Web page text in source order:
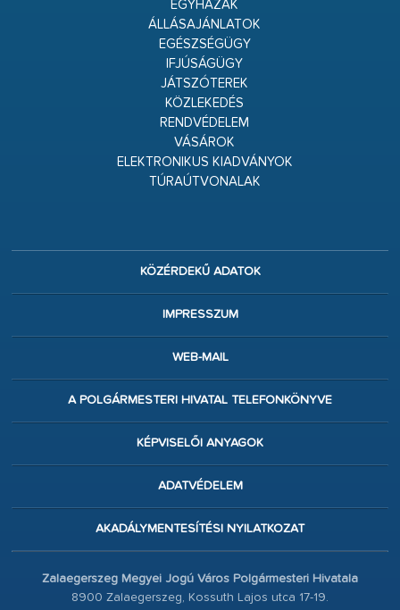
EGYHÁZAK
ÁLLÁSAJÁNLATOK
EGÉSZSÉGÜGY
IFJÚSÁGÜGY
JÁTSZÓTEREK
KÖZLEKEDÉS
RENDVÉDELEM
VÁSÁROK
ELEKTRONIKUS KIADVÁNYOK
TÚRAÚTVONALAK
KÖZÉRDEKŰ ADATOK
IMPRESSZUM
WEB-MAIL
A POLGÁRMESTERI HIVATAL TELEFONKÖNYVE
KÉPVISELŐI ANYAGOK
ADATVÉDELEM
AKADÁLYMENTESÍTÉSI NYILATKOZAT
Zalaegerszeg Megyei Jogú Város Polgármesteri Hivatala
8900 Zalaegerszeg, Kossuth Lajos utca 17-19.